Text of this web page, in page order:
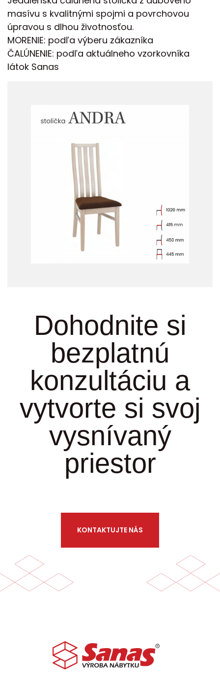
masívu s kvalitnými spojmi a povrchovou
úpravou s dlhou životnosťou.
MORENIE: podľa výberu zákazníka
ČALÚNENIE: podľa aktuálneho vzorkovníka
látok Sanas
Dohodnite si
bezplatnú
konzultáciu a
vytvorte si svoj
vysnívaný
priestor
KONTAKTUJTE NÁS